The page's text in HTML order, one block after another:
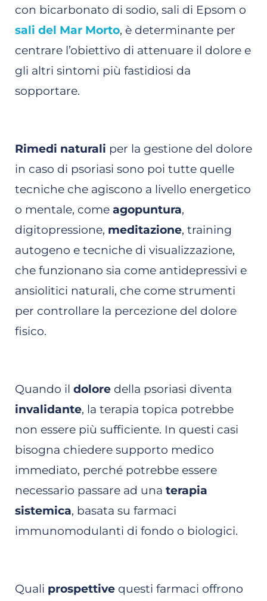
con bicarbonato di sodio, sali di Epsom o
sali del Mar Morto, è determinante per
centrare l’obiettivo di attenuare il dolore e
gli altri sintomi più fastidiosi da
sopportare.
Rimedi naturali per la gestione del dolore
in caso di psoriasi sono poi tutte quelle
tecniche che agiscono a livello energetico
o mentale, come agopuntura,
digitopressione, meditazione, training
autogeno e tecniche di visualizzazione,
che funzionano sia come antidepressivi e
ansiolitici naturali, che come strumenti
per controllare la percezione del dolore
fisico.
Quando il dolore della psoriasi diventa
invalidante, la terapia topica potrebbe
non essere più sufficiente. In questi casi
bisogna chiedere supporto medico
immediato, perché potrebbe essere
necessario passare ad una terapia
sistemica, basata su farmaci
immunomodulanti di fondo o biologici.
Quali prospettive questi farmaci offrono